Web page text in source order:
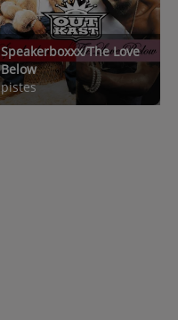
Speakerboxxx/The Love
Below
pistes